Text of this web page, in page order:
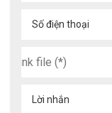
Số điện thoại
Lời nhắn